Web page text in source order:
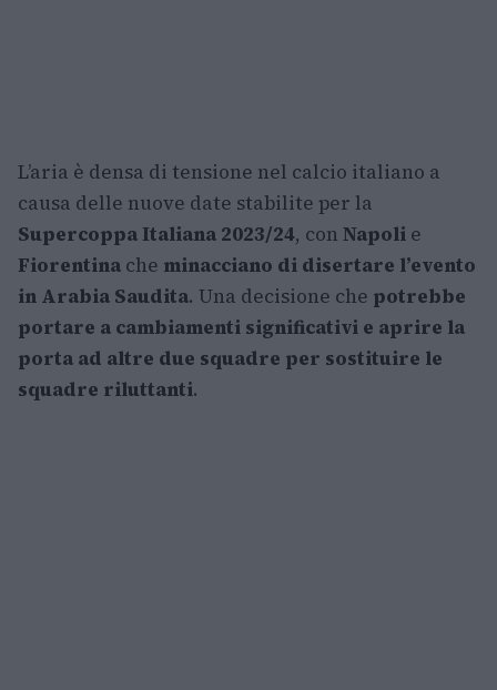
L’aria è densa di tensione nel calcio italiano a
causa delle nuove date stabilite per la
Supercoppa Italiana 2023/24, con Napoli e
Fiorentina che minacciano di disertare l’evento
in Arabia Saudita. Una decisione che potrebbe
portare a cambiamenti significativi e aprire la
porta ad altre due squadre per sostituire le
squadre riluttanti.